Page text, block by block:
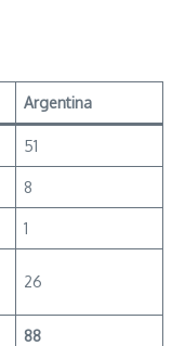
Argentina
51
8
1
26
88